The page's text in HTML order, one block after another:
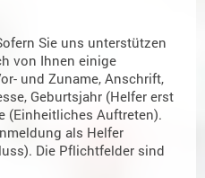
Sie uns unterstützen
von Ihnen einige
und Zuname, Anschrift,
Geburtsjahr (Helfer erst
(Einheitliches Auftreten).
als Helfer
Die Pflichtfelder sind